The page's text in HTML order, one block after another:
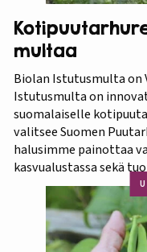
multaa
Biolan Istutusmulta on
Istutusmulta on
suomalaiselle
valitsee Suomen
halusimme painottaa
kasvualustassa sekä
vaikuttivat myös
Finaaliin päätyneet
Kilpailu oli tasainen,
ehdottomasti